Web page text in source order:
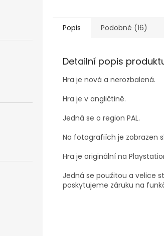
Popis Podobné (16)
Detailní popis
Hra je nová a nerozbalená.
Hra je v angličtině.
Jedná se o region PAL.
Na fotografiích je zobrazen
Hra je originální na
Jedná se použitou a velice
poskytujeme záruku na